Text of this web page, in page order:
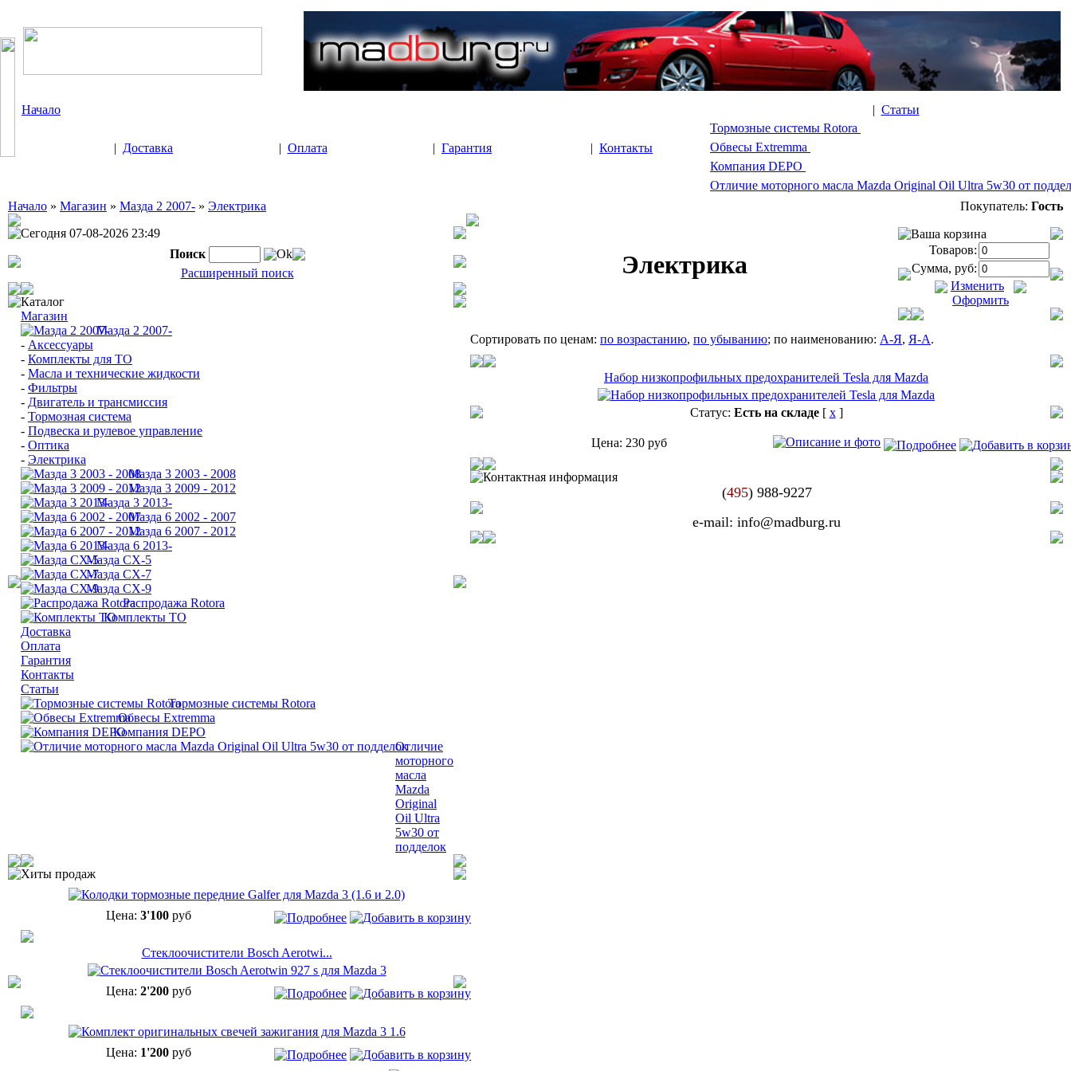
Начало
| Доставка | Оплата | Гарантия | Контакты
| Статьи
Тормозные системы Rotora
Обвесы Extremma
Компания DEPO
Отличие моторного масла Mazda Original Oil Ultra 5w30 от
Начало » Магазин » Мазда 2 2007- » Электрика Покупатель: Гость
Сегодня 07-08-2026 23:49
Поиск
Ok
Расширенный поиск
Каталог
Магазин
Мазда 2 2007-
- Аксессуары
- Комплекты для ТО
- Масла и технические жидкости
- Фильтры
- Двигатель и трансмиссия
- Тормозная система
- Подвеска и рулевое управление
- Оптика
- Электрика
Мазда 3 2003 - 2008
Мазда 3 2009 - 2012
Мазда 3 2013-
Мазда 6 2002 - 2007
Мазда 6 2007 - 2012
Мазда 6 2013-
Мазда CX-5
Мазда CX-7
Мазда СХ-9
Распродажа Rotora
Комплекты ТО
Доставка
Оплата
Гарантия
Контакты
Статьи
Тормозные системы Rotora
Обвесы Extremma
Компания DEPO
Отличие
моторного
масла
Mazda
Original
Oil Ultra
5w30 от
подделок
Хиты продаж
Цена: 3'100руб
Cтеклоочистители Bosch Aerotwi...
Цена: 2'200руб
Цена: 1'200руб
Электрика
Ваша корзина
Товаров:
Сумма, руб:
Изменить
Оформить
Cортировать по ценам: по возрастанию, по убыванию; по наименованию: А-Я, Я-А.
Набор низкопрофильных предохранителей Tesla для Mazda
Статус: Есть на складе[ x]
Цена: 230руб
Контактная информация
(495) 988-9227
e-mail: info@madburg.ru